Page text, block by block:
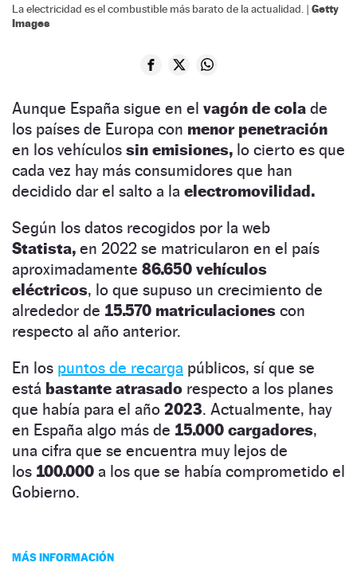
La electricidad es el combustible más barato de la actualidad. | Getty
Images
Aunque España sigue en el vagón de cola de
los países de Europa con menor penetración
en los vehículos sin emisiones, lo cierto es que
cada vez hay más consumidores que han
decidido dar el salto a la electromovilidad.
Según los datos recogidos por la web
Statista, en 2022 se matricularon en el país
aproximadamente 86.650 vehículos
eléctricos, lo que supuso un crecimiento de
alrededor de 15.570 matriculaciones con
respecto al año anterior.
En los puntos de recarga públicos, sí que se
está bastante atrasado respecto a los planes
que había para el año 2023. Actualmente, hay
en España algo más de 15.000 cargadores,
una cifra que se encuentra muy lejos de
los 100.000 a los que se había comprometido el
Gobierno.
MÁS INFORMACIÓN